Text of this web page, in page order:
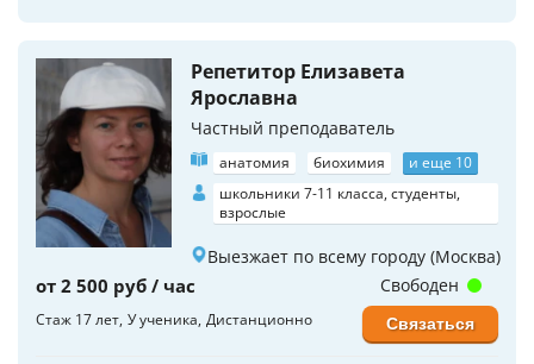
Репетитор Елизавета
Ярославна
Частный преподаватель
анатомия биохимия
и еще 10
школьники 7-11 класса, студенты,
взрослые
Выезжает по всему городу (Москва)
от 2 500 руб / час
Стаж 17 лет У ученика Дистанционно
Свободен
Связаться